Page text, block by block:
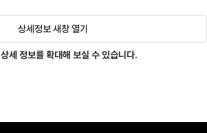
상세정보 새창 열기
상세 정보를 확대해 보실 수 있습니다.